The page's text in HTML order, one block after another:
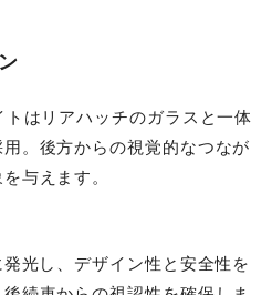
はリアハッチのガラスと一体
。後方からの視覚的なつなが
与えます。
光し、デザイン性と安全性を